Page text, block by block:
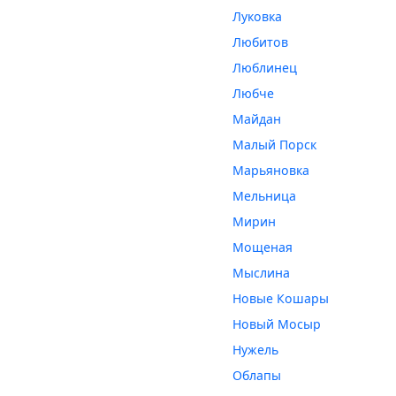
Луковка
Любитов
Люблинец
Любче
Майдан
Малый Порск
Марьяновка
Мельница
Мирин
Мощеная
Мыслина
Новые Кошары
Новый Мосыр
Нужель
Облапы